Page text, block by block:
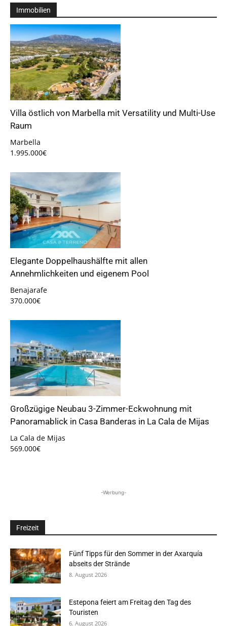
Immobilien
Villa östlich von Marbella mit Versatility und Multi-Use
Raum
Marbella
1.995.000€
Elegante Doppelhaushälfte mit allen
Annehmlichkeiten und eigenem Pool
Benajarafe
370.000€
Großzügige Neubau 3-Zimmer-Eckwohnung mit
Panoramablick in Casa Banderas in La Cala de Mijas
La Cala de Mijas
569.000€
-Werbung-
Freizeit
Fünf Tipps für den Sommer in der Axarquía
abseits der Strände
8. August 2026
Estepona feiert am Freitag den Tag des
Touristen
6. August 2026